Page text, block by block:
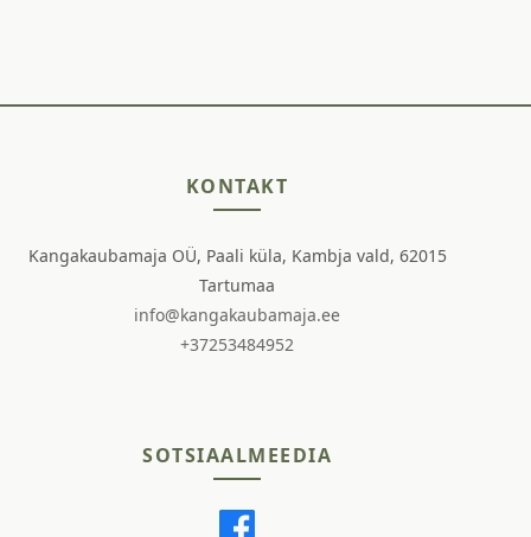
KONTAKT
Kangakaubamaja OÜ, Paali küla, Kambja vald, 62015
Tartumaa
info@kangakaubamaja.ee
+37253484952
SOTSIAALMEEDIA